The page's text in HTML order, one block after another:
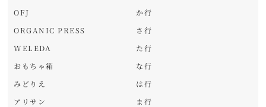
OFJ
ORGANIC PRESS
WELEDA
おもちゃ箱
みどりえ
アリサン
か行
さ行
た行
な行
は行
ま行